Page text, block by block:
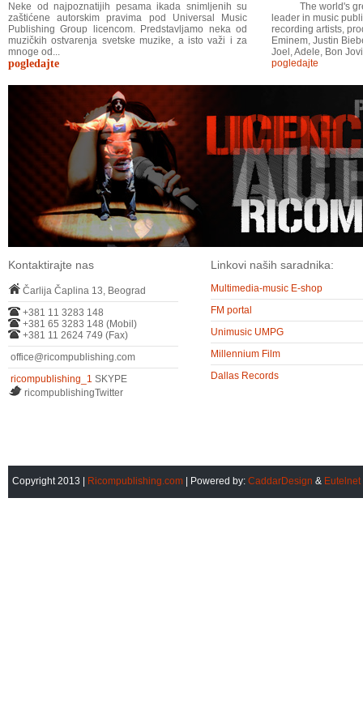
Neke od najpoznatijih pesama ikada snimljenih su
zaštićene autorskim pravima pod Universal Music
Publishing Group licencom. Predstavljamo neka od
muzičkih ostvarenja svetske muzike, a isto važi i za
mnoge od...
pogledajte
The world's
leader in music
recording artists,
Eminem, Justin
Joel, Adele, Bon
pogledajte
Kontaktirajte nas
Čarlija Čaplina 13, Beograd
+381 11 3283 148
+381 65 3283 148 (Mobil)
+381 11 2624 749 (Fax)
office@ricompublishing.com
ricompublishing_1 SKYPE
ricompublishingTwitter
Linkovi naših saradnika:
Multimedia-music E-shop
FM portal
Unimusic UMPG
Millennium Film
Dallas Records
Copyright 2013 | Ricompublishing.com | Powered by: CaddarDesign & Eutelnet